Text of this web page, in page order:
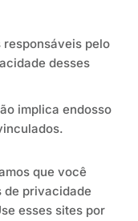
responsáveis pelo
desses
implica endosso
que você
de privacidade
esses sites por